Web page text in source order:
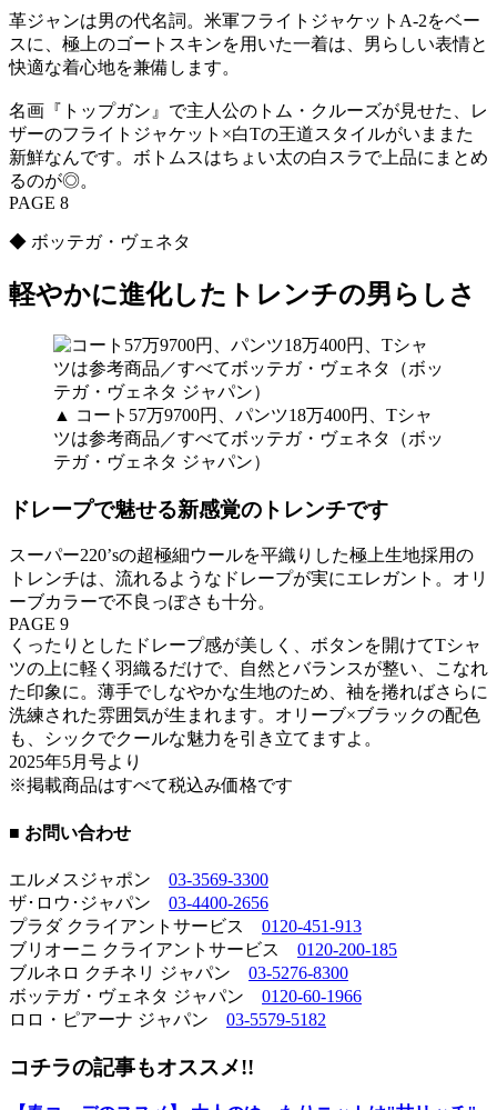
革ジャンは男の代名詞。米軍フライトジャケットA-2をベー
スに、極上のゴートスキンを用いた一着は、男らしい表情と
快適な着心地を兼備します。
名画『トップガン』で主人公のトム・クルーズが見せた、レ
ザーのフライトジャケット×白Tの王道スタイルがいままた
新鮮なんです。ボトムスはちょい太の白スラで上品にまとめ
るのが◎。
PAGE 8
◆ ボッテガ・ヴェネタ
軽やかに進化したトレンチの男らしさ
▲ コート57万9700円、パンツ18万400円、Tシャ
ツは参考商品／すべてボッテガ・ヴェネタ（ボッ
テガ・ヴェネタ ジャパン）
ドレープで魅せる新感覚のトレンチです
スーパー220’sの超極細ウールを平織りした極上生地採用の
トレンチは、流れるようなドレープが実にエレガント。オリ
ーブカラーで不良っぽさも十分。
PAGE 9
くったりとしたドレープ感が美しく、ボタンを開けてTシャ
ツの上に軽く羽織るだけで、自然とバランスが整い、こなれ
た印象に。薄手でしなやかな生地のため、袖を捲ればさらに
洗練された雰囲気が生まれます。オリーブ×ブラックの配色
も、シックでクールな魅力を引き立てますよ。
2025年5月号より
※掲載商品はすべて税込み価格です
■ お問い合わせ
エルメスジャポン 03-3569-3300
ザ･ロウ･ジャパン 03-4400-2656
プラダ クライアントサービス 0120-451-913
ブリオーニ クライアントサービス 0120-200-185
ブルネロ クチネリ ジャパン 03-5276-8300
ボッテガ・ヴェネタ ジャパン 0120-60-1966
ロロ・ピアーナ ジャパン 03-5579-5182
コチラの記事もオススメ!!